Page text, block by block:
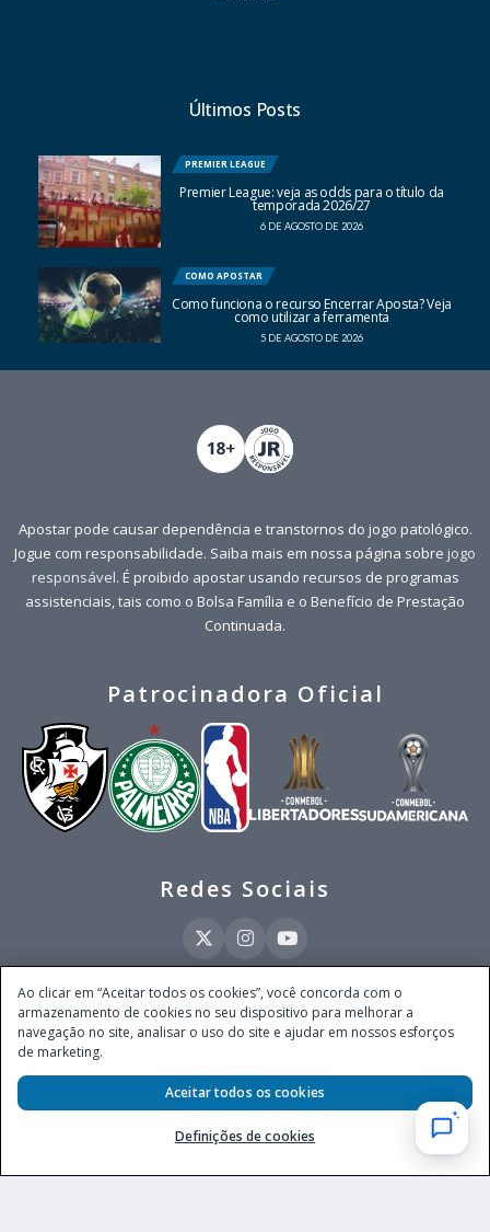
Últimos Posts
PREMIER LEAGUE
Premier League: veja as odds para o título da
temporada 2026/27
6 DE AGOSTO DE 2026
COMO APOSTAR
Como funciona o recurso Encerrar Aposta? Veja
como utilizar a ferramenta
5 DE AGOSTO DE 2026
Apostar pode causar dependência e transtornos do jogo patológico.
Jogue com responsabilidade. Saiba mais em nossa página sobre jogo
responsável. É proibido apostar usando recursos de programas
assistenciais, tais como o Bolsa Família e o Benefício de Prestação
Continuada.
Patrocinadora Oficial
Redes Sociais
Este site é operado pela Ventmear Brasil LTDA (CNPJ 52.868.380/0001-84), com
endereço na Avenida Brigadeiro Faria Lima, nº 4.055, 3º andar, Itaim Bibi, no
Município de São Paulo, Estado de São Paulo, CEP 04538-133, Brasil - empresa
Secretaria de Prêmios e Apostas do Ministério da Fazenda, conforme Portaria nº
247, de 07.02.2025, publicada no DOU em 11.2.2025.
Ao clicar em “Aceitar todos os cookies”, você concorda com o
armazenamento de cookies no seu dispositivo para melhorar a
navegação no site, analisar o uso do site e ajudar em nossos esforços
de marketing.
Definições de cookies
Aceitar todos os cookies